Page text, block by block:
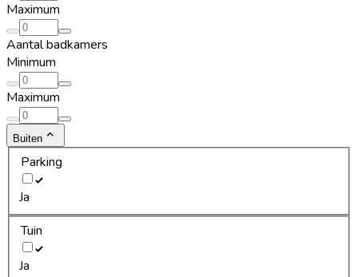
Maximum
Aantal badkamers
Minimum
Maximum
Buiten
Parking
Ja
Tuin
Ja